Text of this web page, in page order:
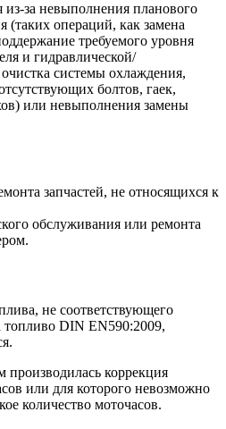
за невыполнения планового
(таких операций, как замена
требуемого уровня
и гидравлической/
системы охлаждения,
болтов, гаек,
или невыполнения замены
запчастей, не относящихся к
обслуживания или ремонта
не соответствующего
топливо DIN EN590:2009,
коррекция
или для которого невозможно
количество моточасов.